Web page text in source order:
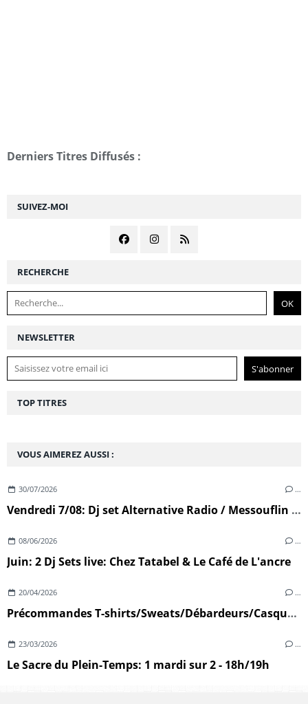
NEWSLETTER
SUIVEZ-MOI
RECHERCHE
VOUS AIMEREZ AUSSI :
30/07/2026 …
Vendredi 7/08: Dj set Alternative Radio / Messouflin (Ploumoguer)
08/06/2026 …
Juin: 2 Dj Sets live: Chez Tatabel & Le Café de L'ancre
20/04/2026 …
Précommandes T-shirts/Sweats/Débardeurs/Casquettes
23/03/2026 …
Le Sacre du Plein-Temps: 1 mardi sur 2 - 18h/19h
Derniers Titres Diffusés :
TOP TITRES